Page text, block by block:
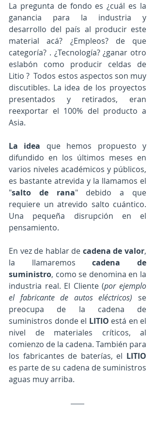
La pregunta de fondo es ¿cuál es la
ganancia para la industria y
desarrollo del país al producir este
material acá? ¿Empleos? de que
categoría? . ¿Tecnología? ¿ganar otro
eslabón como producir celdas de
Litio ?  Todos estos aspectos son muy
discutibles. La idea de los proyectos
presentados y retirados, eran
reexportar el 100% del producto a
Asia.
La idea que hemos propuesto y
difundido en los últimos meses en
varios niveles académicos y públicos,
es bastante atrevida y la llamamos el
"salto de rana" debido a que
requiere un atrevido salto cuántico.
Una pequeña disrupción en el
pensamiento.
En vez de hablar de cadena de valor,
la llamaremos cadena de
suministro, como se denomina en la
industria real. El Cliente (por ejemplo
el fabricante de autos eléctricos) se
preocupa de la cadena de
suministros donde el LITIO está en el
nivel de materiales críticos, al
comienzo de la cadena. También para
los fabricantes de baterías, el LITIO
es parte de su cadena de suministros
aguas muy arriba.